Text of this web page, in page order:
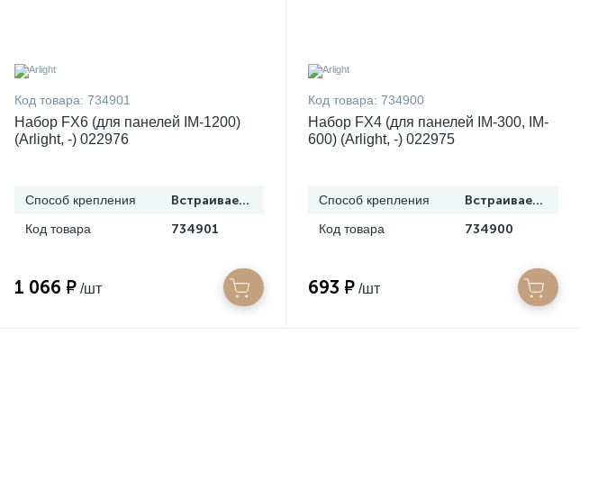
Код товара: 734901
Набор FX6 (для панелей IM-1200)
(Arlight, -) 022976
Способ крепления Встраиваемый
Код товара 734901
1 066 ₽ /шт
Код товара: 734900
Набор FX4 (для панелей IM-300, IM-
600) (Arlight, -) 022975
Способ крепления Встраиваемый
Код товара 734900
693 ₽ /шт